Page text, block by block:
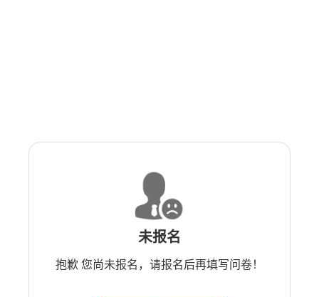
未报名
抱歉 您尚未报名，请报名后再填写问卷！